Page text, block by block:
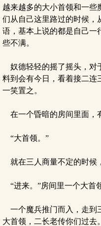
越来越多的大小首领和一些
们从自己这里路过的时候，
语，基本上说的都是自己一
些不满。
奴德轻轻的摇了摇头，对
料到会有今日，看着接二连
一笑置之。
在一个昏暗的房间里面，
“大首领。”
就在三人商量不定的时候
“进来。”房间里一个大首
一个魔兵推门而入，走到
大首领，二长老传你们过去